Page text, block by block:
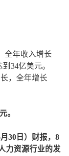
全年收入增长
34亿美元。
，全年增长
。
30日）财报，8
力资源行业的发